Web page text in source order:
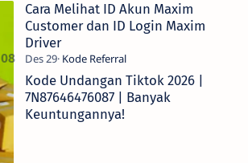
Cara Melihat ID Akun Maxim
Customer dan ID Login Maxim
Driver
Kode Undangan Tiktok 2026 |
7N87646476087 | Banyak
Keuntungannya!